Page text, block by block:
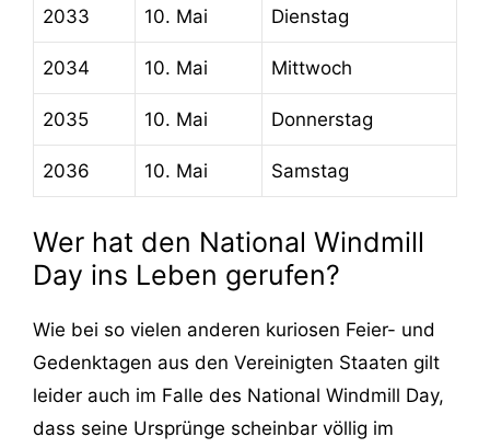
2033 10. Mai Dienstag
2034 10. Mai Mittwoch
2035 10. Mai Donnerstag
2036 10. Mai Samstag
Wer hat den National Windmill
Day ins Leben gerufen?
Wie bei so vielen anderen kuriosen Feier- und
Gedenktagen aus den Vereinigten Staaten gilt
leider auch im Falle des National Windmill Day,
dass seine Ursprünge scheinbar völlig im